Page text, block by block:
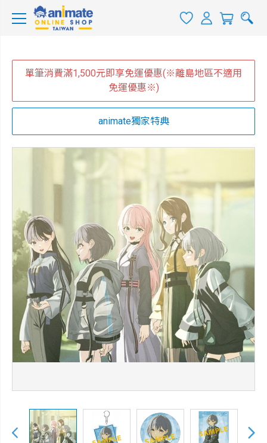
單筆消費滿1,500元即享免運優惠(※離島地區不適用
免運優惠※)
animate獨家特典